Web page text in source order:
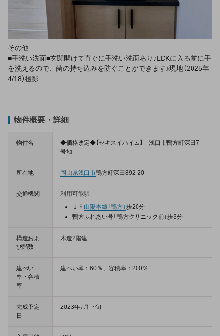
その他
■手洗い洗面■玄関開けて直ぐに手洗い洗面あり♪LDKに入る前に手
を洗えるので、菌の持ち込みを防ぐことができます♪現地（2025年
4/18）撮影
物件概要・詳細
物件名
◆価格改定◆【セキスイハイム】 浅口市鴨方町深田7
号地
所在地 岡山県浅口市鴨方町深田892-20
交通機関
利用可能駅
ＪＲ 山陽本線 「鴨方」 歩20分
鴨方ふれあい号「鴨方クリニック前」歩3分
構造およ
び階数
木造2階建
建ぺい
率・容積
率
建ペい率：60％、容積率：200％
完成予定
日
2023年7月下旬